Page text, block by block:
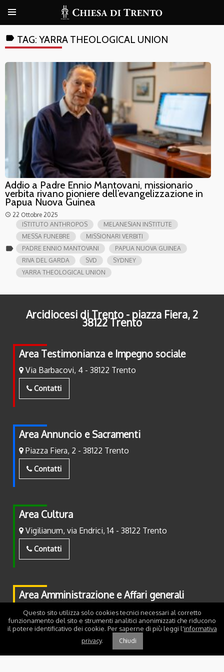
label TAG: YARRA THEOLOGICAL UNION
Addio a Padre Ennio Mantovani, missionario
verbita rivano pioniere dell’evangelizzazione in
Papua Nuova Guinea
access_time 22 Ottobre 2025
label
ISTITUTO ANTHROPOS
MELANESIAN INSTITUTE
MESSA FUNEBRE
MISSIONARI VERBITI
PADRE ENNIO MANTOVANI
PAPUA NUOVA GUINEA
RIVA DEL GARDA
SVD
SYDNEY
YARRA THEOLOGICAL UNION
Arcidiocesi di Trento - piazza Fiera, 2
38122 Trento
Area Testimonianza e Impegno sociale
Via Barbacovi, 4 - 38122 Trento
Contatti
Area Annuncio e Sacramenti
Piazza Fiera, 2 - 38122 Trento
Contatti
Area Cultura
Vigilianum, via Endrici, 14 - 38122 Trento
Contatti
Area Amministrazione e Affari generali
Piazza Fiera, 2 - 38122 Trento
Contatti
Questo sito utilizza solo cookies tecnici necessari al corretto
funzionamento del sito e strumenti analitici anonimizzati che riducono
il potere identificativo dei cookie. Per saperne di più leggi l'informativa
privacy. Chiudi